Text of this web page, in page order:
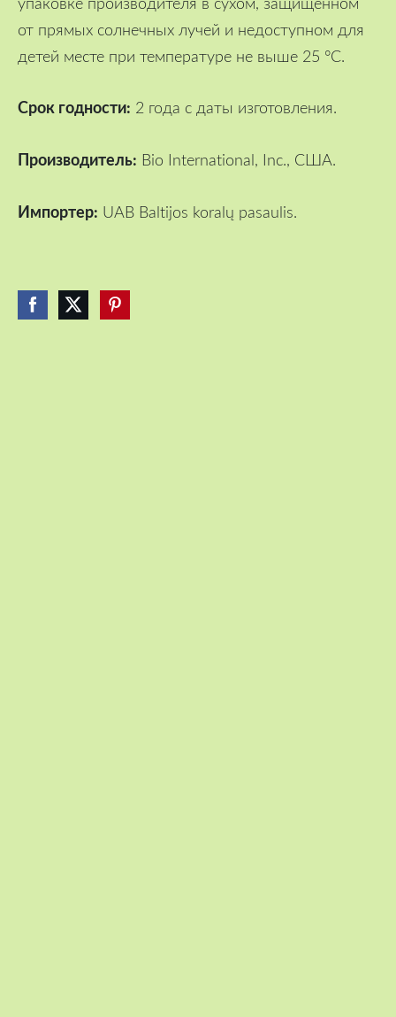
от прямых солнечных лучей и недоступном для
детей месте при температуре не выше 25 °C.
Срок годности: 2 года с даты изготовления.
Производитель: Bio International, Inc., США.
Импортер: UAB Baltijos koralų pasaulis.